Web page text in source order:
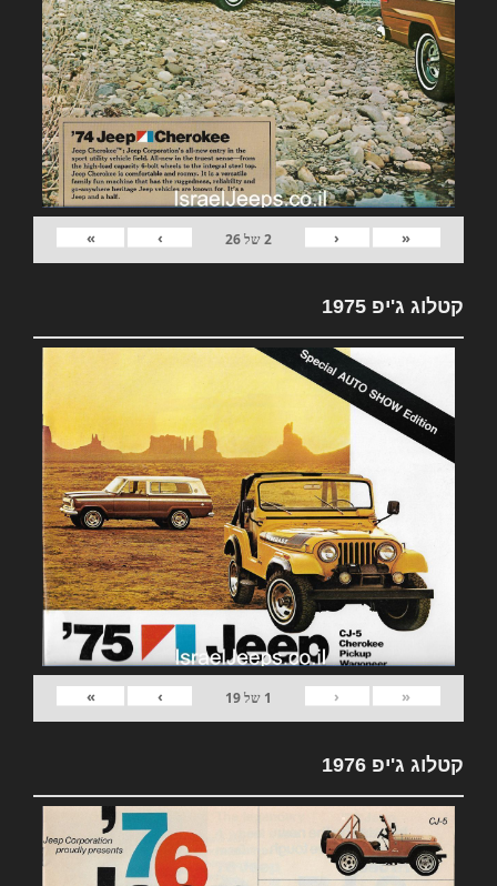
«
‹
2של26
›
»
קטלוג ג'יפ 1975
«
‹
1 של19
›
»
קטלוג ג'יפ 1976